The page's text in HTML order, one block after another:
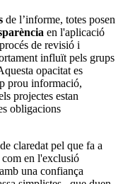
de l’informe, totes posen
en l'aplicació
de revisió i
influït pels grups
opacitat es
prou informació,
projectes estan
obligacions
claredat pel que fa a
com en l'exclusió
una confiança